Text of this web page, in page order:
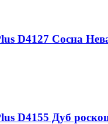
D4127 Сосна
D4155 Дуб